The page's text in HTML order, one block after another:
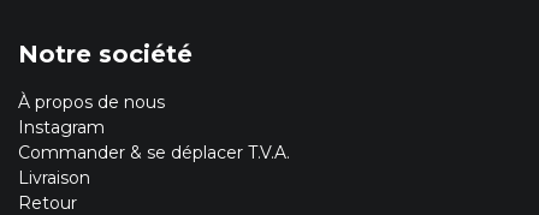
Notre société
À propos de nous
Instagram
Commander & se déplacer T.V.A.
Livraison
Retour